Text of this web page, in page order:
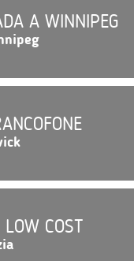
A WINNIPEG
COST